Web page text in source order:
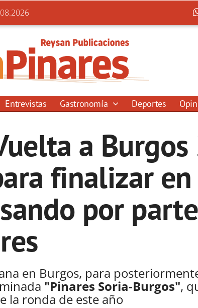
Entrevistas Gastronomía Deportes
a
finalizar
por
en Burgos, para
"Pinares Soria-Burgos",
la ronda de este año